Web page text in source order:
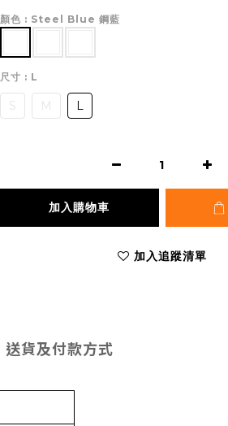
顏色 : Steel Blue 鋼藍
尺寸 : L
S M L
加入購物車
加入追蹤清單
送貨及付款方式